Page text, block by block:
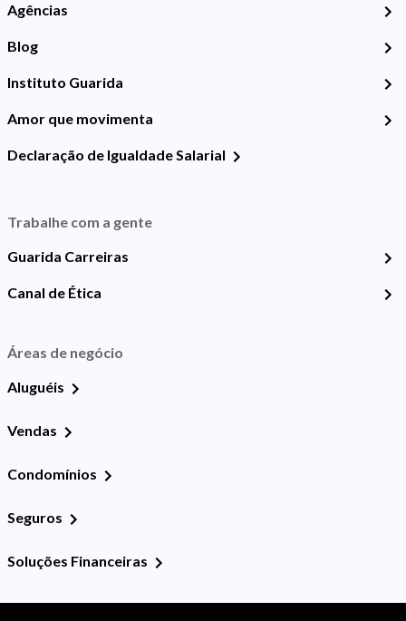
Agências
Blog
Instituto Guarida
Amor que movimenta
Declaração de Igualdade Salarial
Trabalhe com a gente
Guarida Carreiras
Canal de Ética
Áreas de negócio
Aluguéis
Vendas
Condomínios
Seguros
Soluções Financeiras